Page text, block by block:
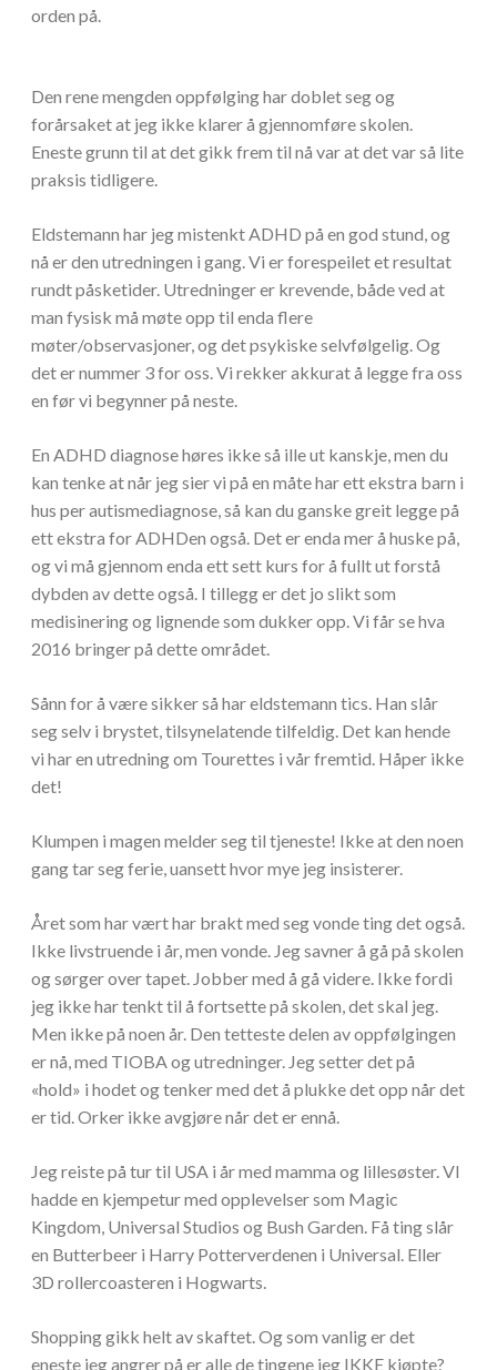
orden på.
Den rene mengden oppfølging har doblet seg og
forårsaket at jeg ikke klarer å gjennomføre skolen.
Eneste grunn til at det gikk frem til nå var at det var så lite
praksis tidligere.
Eldstemann har jeg mistenkt ADHD på en god stund, og
nå er den utredningen i gang. Vi er forespeilet et resultat
rundt påsketider. Utredninger er krevende, både ved at
man fysisk må møte opp til enda flere
møter/observasjoner, og det psykiske selvfølgelig. Og
det er nummer 3 for oss. Vi rekker akkurat å legge fra oss
en før vi begynner på neste.
En ADHD diagnose høres ikke så ille ut kanskje, men du
kan tenke at når jeg sier vi på en måte har ett ekstra barn i
hus per autismediagnose, så kan du ganske greit legge på
ett ekstra for ADHDen også. Det er enda mer å huske på,
og vi må gjennom enda ett sett kurs for å fullt ut forstå
dybden av dette også. I tillegg er det jo slikt som
medisinering og lignende som dukker opp. Vi får se hva
2016 bringer på dette området.
Sånn for å være sikker så har eldstemann tics. Han slår
seg selv i brystet, tilsynelatende tilfeldig. Det kan hende
vi har en utredning om Tourettes i vår fremtid. Håper ikke
det!
Klumpen i magen melder seg til tjeneste! Ikke at den noen
gang tar seg ferie, uansett hvor mye jeg insisterer.
Året som har vært har brakt med seg vonde ting det også.
Ikke livstruende i år, men vonde. Jeg savner å gå på skolen
og sørger over tapet. Jobber med å gå videre. Ikke fordi
jeg ikke har tenkt til å fortsette på skolen, det skal jeg.
Men ikke på noen år. Den tetteste delen av oppfølgingen
er nå, med TIOBA og utredninger. Jeg setter det på
«hold» i hodet og tenker med det å plukke det opp når det
er tid. Orker ikke avgjøre når det er ennå.
Jeg reiste på tur til USA i år med mamma og lillesøster. VI
hadde en kjempetur med opplevelser som Magic
Kingdom, Universal Studios og Bush Garden. Få ting slår
en Butterbeer i Harry Potterverdenen i Universal. Eller
3D rollercoasteren i Hogwarts.
Shopping gikk helt av skaftet. Og som vanlig er det
eneste jeg angrer på er alle de tingene jeg IKKE kjøpte?